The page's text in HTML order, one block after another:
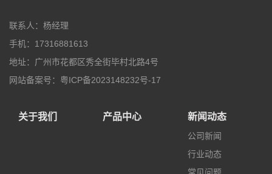
联系人：杨经理
手机：17316881613
地址：广州市花都区秀全街毕村北路4号
网站备案号：粤ICP备2023148232号-17
关于我们 产品中心 新闻动态
公司新闻
行业动态